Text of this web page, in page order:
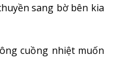
sang bờ bên kia
cuồng nhiệt muốn